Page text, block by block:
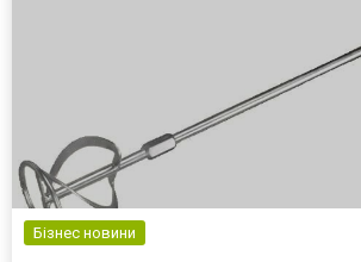
Бізнес новини